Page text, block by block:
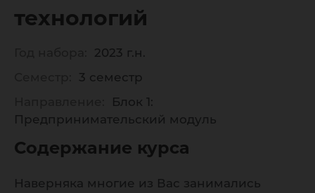
технологий
2023 г.н.
3 семестр
Блок 1:
Предпринимательский модуль
Содержание курса
Наверняка многие из Вас занимались